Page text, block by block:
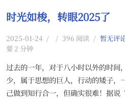
时光如梭，转眼2025了
2025-01-24 / / 396 阅读 / 暂无评
要 2 分钟
过去的一年，对于八小时以外的时间
少，属于思想的巨人，行动的矮子，
己做到知行合一，但确实很难！据